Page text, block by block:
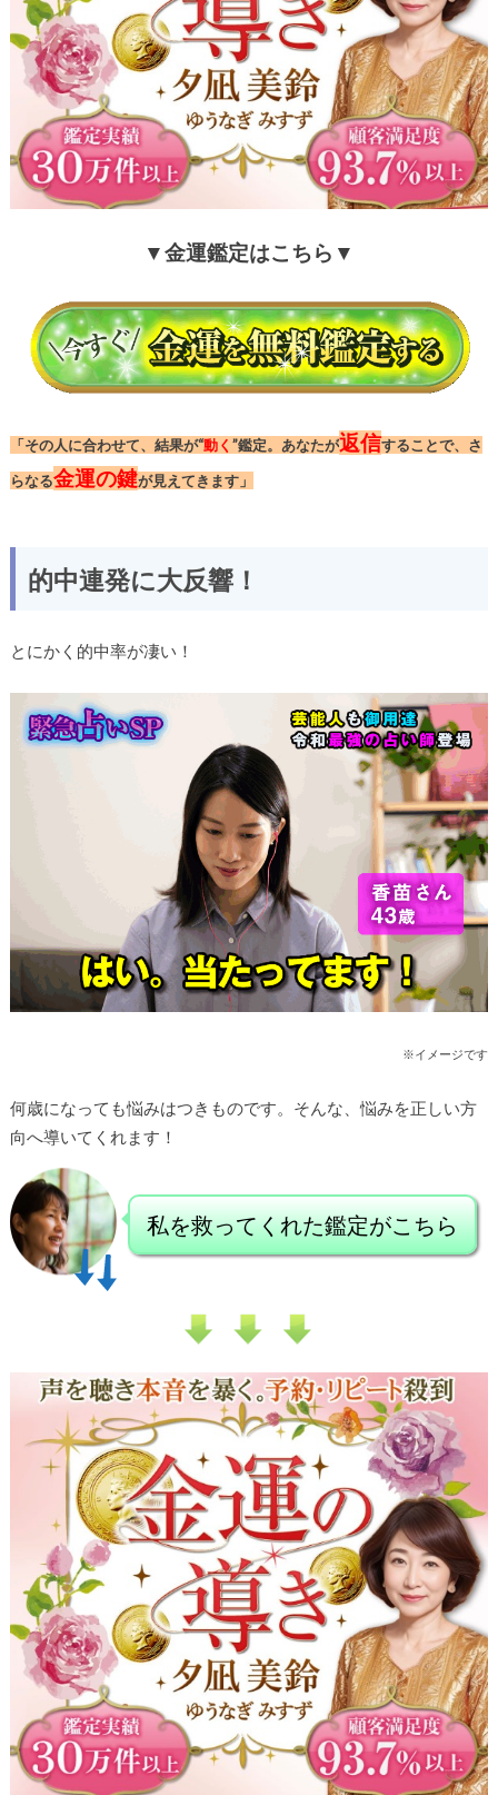
▼金運鑑定はこちら▼
「その人に合わせて、結果が“動く ”鑑定。あなたが返信することで、さ
らなる金運の鍵が見えてきます」
的中連発に大反響！
とにかく的中率が凄い！
※イメージです
何歳になっても悩みはつきものです。 そんな、悩みを正しい方
向へ導いてくれます！
私を救ってくれた鑑定がこちら